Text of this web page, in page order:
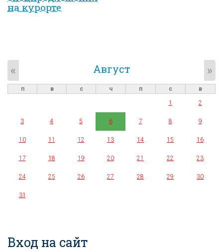
на курорте
Август
« »
п в с ч п с
в
1
2
3 4 5 6 7 8 9
10 11 12 13 14 15 16
17 18 19 20 21 22 23
24 25 26 27 28 29 30
31
Вход на сайт